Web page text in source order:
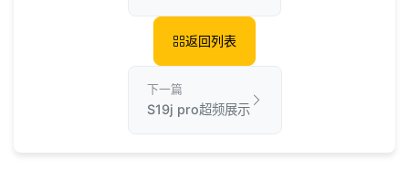
返回列表
下一篇
S19j pro超频展示